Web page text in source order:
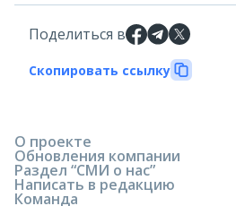
Поделиться в
Скопировать ссылку
О проекте
Обновления компании
Раздел “СМИ о нас”
Написать в редакцию
Команда